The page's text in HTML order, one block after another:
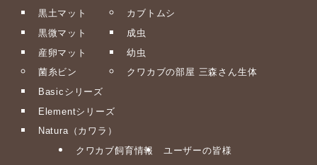
黒土マット
黒微マット
産卵マット
菌糸ビン
Basicシリーズ
Elementシリーズ
Natura（カワラ）
カブトムシ
成虫
幼虫
クワカブの部屋 三森さん生体
クワカブ飼育情報
ユーザーの皆様